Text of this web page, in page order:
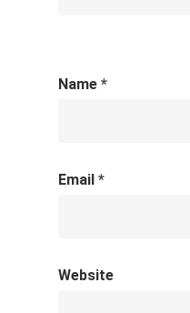
Name *
Email *
Website